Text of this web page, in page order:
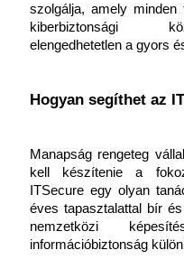
szolgálja, amely
kiberbiztonsági
elengedhetetlen a gyors
Hogyan segíthet az
Manapság rengeteg
kell készítenie a
ITSecure egy olyan
éves tapasztalattal bír
nemzetközi
információbiztonság